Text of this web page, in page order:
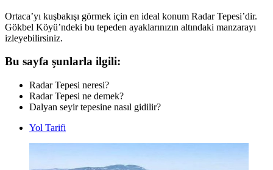
Ortaca’yı kuşbakışı görmek için en ideal konum Radar Tepesi’dir.
Gökbel Köyü’ndeki bu tepeden ayaklarınızın altındaki manzarayı
izleyebilirsiniz.
Bu sayfa şunlarla ilgili:
Radar Tepesi neresi?
Radar Tepesi ne demek?
Dalyan seyir tepesine nasıl gidilir?
Yol Tarifi